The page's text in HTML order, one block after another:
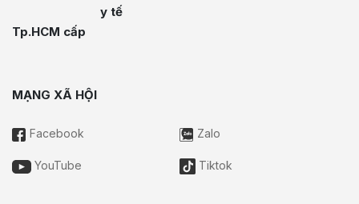
y tế
Tp.HCM cấp
MẠNG XÃ HỘI
Facebook Zalo
YouTube Tiktok